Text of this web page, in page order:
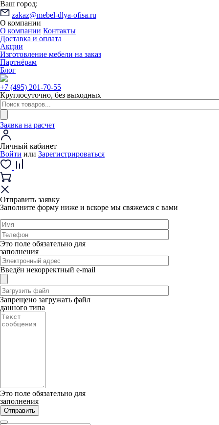
Ваш город:
zakaz@mebel-dlya-ofisa.ru
О компании
О компании Контакты
Доставка и оплата
Акции
Изготовление мебели на заказ
Партнёрам
Блог
+7 (495) 201-70-55
Круглосуточно, без выходных
Заявка на расчет
Личный кабинет
Войти или Зарегистрироваться
Отправить заявку
Заполните форму ниже и вскоре мы свяжемся с вами
Это поле обязательно для
заполнения
Введён некорректный e-mail
Запрещено загружать файл
данного типа
Это поле обязательно для
заполнения